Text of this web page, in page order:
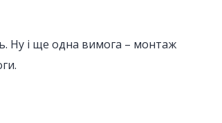
Ну і ще одна вимога – монтаж